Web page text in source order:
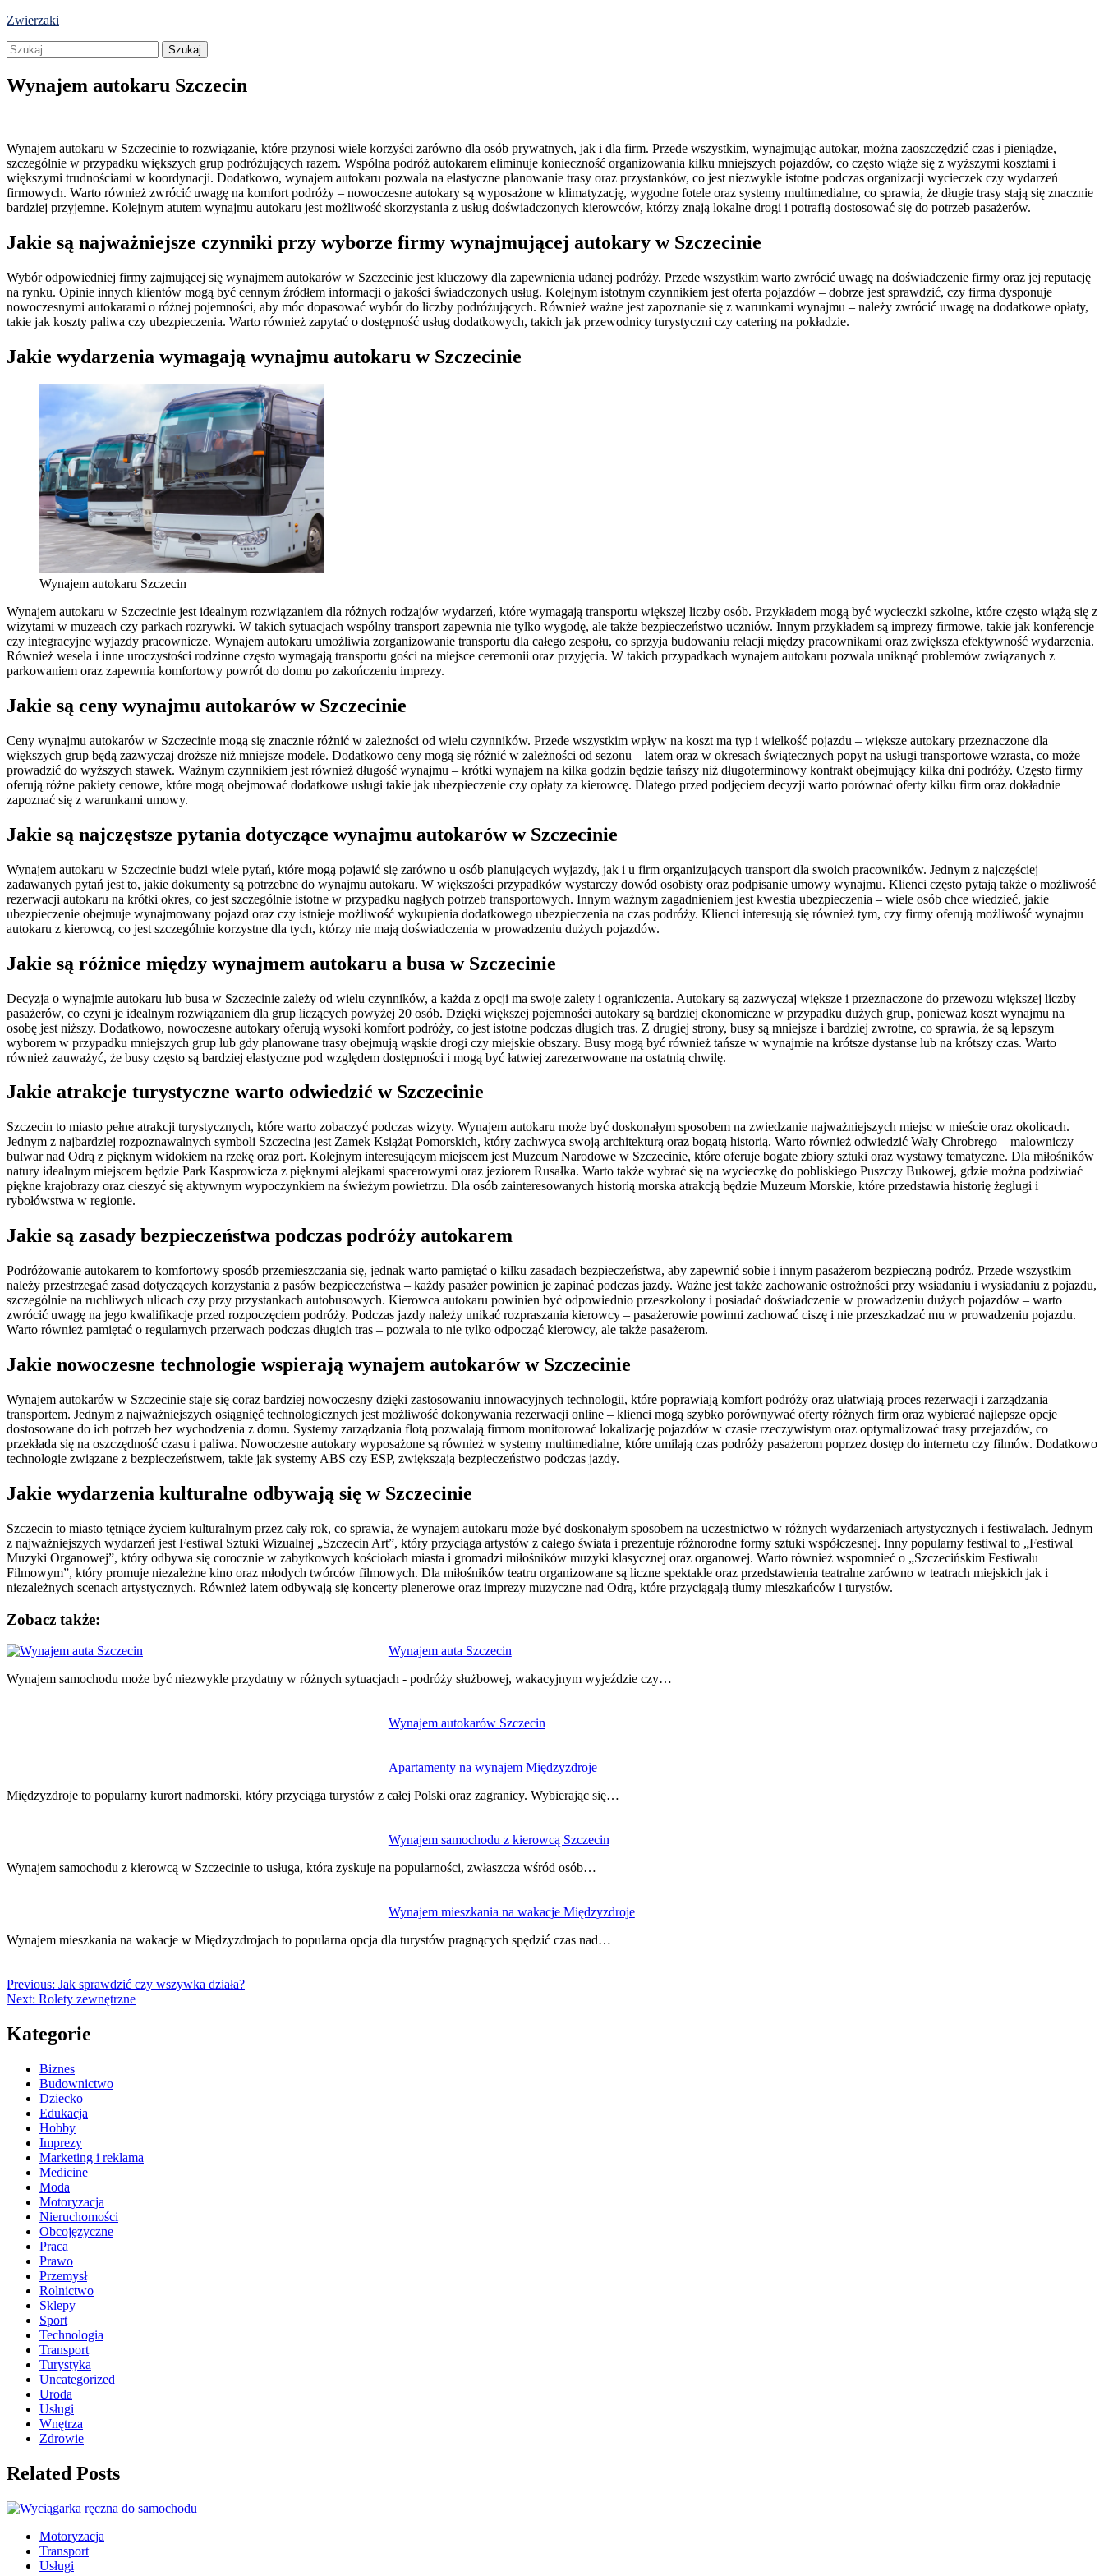
Skip
content
Zwierzaki
Szukaj:
Wynajem autokaru Szczecin
Wynajem autokaru w Szczecinie to rozwiązanie, które przynosi wiele korzyści zarówno dla osób prywatnych, jak i dla firm. Przede wszystkim, wynajmując autokar, można zaoszczędzić czas i pieniądze,
szczególnie w przypadku większych grup podróżujących razem. Wspólna podróż autokarem eliminuje konieczność organizowania kilku mniejszych pojazdów, co często wiąże się z wyższymi kosztami i
większymi trudnościami w koordynacji. Dodatkowo, wynajem autokaru pozwala na elastyczne planowanie trasy oraz przystanków, co jest niezwykle istotne podczas organizacji wycieczek czy wydarzeń
firmowych. Warto również zwrócić uwagę na komfort podróży – nowoczesne autokary są wyposażone w klimatyzację, wygodne fotele oraz systemy multimedialne, co sprawia, że długie trasy stają się znacznie
bardziej przyjemne. Kolejnym atutem wynajmu autokaru jest możliwość skorzystania z usług doświadczonych kierowców, którzy znają lokalne drogi i potrafią dostosować się do potrzeb pasażerów.
Jakie są najważniejsze czynniki przy wyborze firmy wynajmującej autokary w Szczecinie
Wybór odpowiedniej firmy zajmującej się wynajmem autokarów w Szczecinie jest kluczowy dla zapewnienia udanej podróży. Przede wszystkim warto zwrócić uwagę na doświadczenie firmy oraz jej reputację
na rynku. Opinie innych klientów mogą być cennym źródłem informacji o jakości świadczonych usług. Kolejnym istotnym czynnikiem jest oferta pojazdów – dobrze jest sprawdzić, czy firma dysponuje
nowoczesnymi autokarami o różnej pojemności, aby móc dopasować wybór do liczby podróżujących. Również ważne jest zapoznanie się z warunkami wynajmu – należy zwrócić uwagę na dodatkowe opłaty,
takie jak koszty paliwa czy ubezpieczenia. Warto również zapytać o dostępność usług dodatkowych, takich jak przewodnicy turystyczni czy catering na pokładzie.
Jakie wydarzenia wymagają wynajmu autokaru w Szczecinie
Wynajem autokaru Szczecin
Wynajem autokaru w Szczecinie jest idealnym rozwiązaniem dla różnych rodzajów wydarzeń, które wymagają transportu większej liczby osób. Przykładem mogą być wycieczki szkolne, które często wiążą się z
wizytami w muzeach czy parkach rozrywki. W takich sytuacjach wspólny transport zapewnia nie tylko wygodę, ale także bezpieczeństwo uczniów. Innym przykładem są imprezy firmowe, takie jak konferencje
czy integracyjne wyjazdy pracownicze. Wynajem autokaru umożliwia zorganizowanie transportu dla całego zespołu, co sprzyja budowaniu relacji między pracownikami oraz zwiększa efektywność wydarzenia.
Również wesela i inne uroczystości rodzinne często wymagają transportu gości na miejsce ceremonii oraz przyjęcia. W takich przypadkach wynajem autokaru pozwala uniknąć problemów związanych z
parkowaniem oraz zapewnia komfortowy powrót do domu po zakończeniu imprezy.
Jakie są ceny wynajmu autokarów w Szczecinie
Ceny wynajmu autokarów w Szczecinie mogą się znacznie różnić w zależności od wielu czynników. Przede wszystkim wpływ na koszt ma typ i wielkość pojazdu – większe autokary przeznaczone dla
większych grup będą zazwyczaj droższe niż mniejsze modele. Dodatkowo ceny mogą się różnić w zależności od sezonu – latem oraz w okresach świątecznych popyt na usługi transportowe wzrasta, co może
prowadzić do wyższych stawek. Ważnym czynnikiem jest również długość wynajmu – krótki wynajem na kilka godzin będzie tańszy niż długoterminowy kontrakt obejmujący kilka dni podróży. Często firmy
oferują różne pakiety cenowe, które mogą obejmować dodatkowe usługi takie jak ubezpieczenie czy opłaty za kierowcę. Dlatego przed podjęciem decyzji warto porównać oferty kilku firm oraz dokładnie
zapoznać się z warunkami umowy.
Jakie są najczęstsze pytania dotyczące wynajmu autokarów w Szczecinie
Wynajem autokaru w Szczecinie budzi wiele pytań, które mogą pojawić się zarówno u osób planujących wyjazdy, jak i u firm organizujących transport dla swoich pracowników. Jednym z najczęściej
zadawanych pytań jest to, jakie dokumenty są potrzebne do wynajmu autokaru. W większości przypadków wystarczy dowód osobisty oraz podpisanie umowy wynajmu. Klienci często pytają także o możliwość
rezerwacji autokaru na krótki okres, co jest szczególnie istotne w przypadku nagłych potrzeb transportowych. Innym ważnym zagadnieniem jest kwestia ubezpieczenia – wiele osób chce wiedzieć, jakie
ubezpieczenie obejmuje wynajmowany pojazd oraz czy istnieje możliwość wykupienia dodatkowego ubezpieczenia na czas podróży. Klienci interesują się również tym, czy firmy oferują możliwość wynajmu
autokaru z kierowcą, co jest szczególnie korzystne dla tych, którzy nie mają doświadczenia w prowadzeniu dużych pojazdów.
Jakie są różnice między wynajmem autokaru a busa w Szczecinie
Decyzja o wynajmie autokaru lub busa w Szczecinie zależy od wielu czynników, a każda z opcji ma swoje zalety i ograniczenia. Autokary są zazwyczaj większe i przeznaczone do przewozu większej liczby
pasażerów, co czyni je idealnym rozwiązaniem dla grup liczących powyżej 20 osób. Dzięki większej pojemności autokary są bardziej ekonomiczne w przypadku dużych grup, ponieważ koszt wynajmu na
osobę jest niższy. Dodatkowo, nowoczesne autokary oferują wysoki komfort podróży, co jest istotne podczas długich tras. Z drugiej strony, busy są mniejsze i bardziej zwrotne, co sprawia, że są lepszym
wyborem w przypadku mniejszych grup lub gdy planowane trasy obejmują wąskie drogi czy miejskie obszary. Busy mogą być również tańsze w wynajmie na krótsze dystanse lub na krótszy czas. Warto
również zauważyć, że busy często są bardziej elastyczne pod względem dostępności i mogą być łatwiej zarezerwowane na ostatnią chwilę.
Jakie atrakcje turystyczne warto odwiedzić w Szczecinie
Szczecin to miasto pełne atrakcji turystycznych, które warto zobaczyć podczas wizyty. Wynajem autokaru może być doskonałym sposobem na zwiedzanie najważniejszych miejsc w mieście oraz okolicach.
Jednym z najbardziej rozpoznawalnych symboli Szczecina jest Zamek Książąt Pomorskich, który zachwyca swoją architekturą oraz bogatą historią. Warto również odwiedzić Wały Chrobrego – malowniczy
bulwar nad Odrą z pięknym widokiem na rzekę oraz port. Kolejnym interesującym miejscem jest Muzeum Narodowe w Szczecinie, które oferuje bogate zbiory sztuki oraz wystawy tematyczne. Dla miłośników
natury idealnym miejscem będzie Park Kasprowicza z pięknymi alejkami spacerowymi oraz jeziorem Rusałka. Warto także wybrać się na wycieczkę do pobliskiego Puszczy Bukowej, gdzie można podziwiać
piękne krajobrazy oraz cieszyć się aktywnym wypoczynkiem na świeżym powietrzu. Dla osób zainteresowanych historią morska atrakcją będzie Muzeum Morskie, które przedstawia historię żeglugi i
rybołówstwa w regionie.
Jakie są zasady bezpieczeństwa podczas podróży autokarem
Podróżowanie autokarem to komfortowy sposób przemieszczania się, jednak warto pamiętać o kilku zasadach bezpieczeństwa, aby zapewnić sobie i innym pasażerom bezpieczną podróż. Przede wszystkim
należy przestrzegać zasad dotyczących korzystania z pasów bezpieczeństwa – każdy pasażer powinien je zapinać podczas jazdy. Ważne jest także zachowanie ostrożności przy wsiadaniu i wysiadaniu z pojazdu,
szczególnie na ruchliwych ulicach czy przy przystankach autobusowych. Kierowca autokaru powinien być odpowiednio przeszkolony i posiadać doświadczenie w prowadzeniu dużych pojazdów – warto
zwrócić uwagę na jego kwalifikacje przed rozpoczęciem podróży. Podczas jazdy należy unikać rozpraszania kierowcy – pasażerowie powinni zachować ciszę i nie przeszkadzać mu w prowadzeniu pojazdu.
Warto również pamiętać o regularnych przerwach podczas długich tras – pozwala to nie tylko odpocząć kierowcy, ale także pasażerom.
Jakie nowoczesne technologie wspierają wynajem autokarów w Szczecinie
Wynajem autokarów w Szczecinie staje się coraz bardziej nowoczesny dzięki zastosowaniu innowacyjnych technologii, które poprawiają komfort podróży oraz ułatwiają proces rezerwacji i zarządzania
transportem. Jednym z najważniejszych osiągnięć technologicznych jest możliwość dokonywania rezerwacji online – klienci mogą szybko porównywać oferty różnych firm oraz wybierać najlepsze opcje
dostosowane do ich potrzeb bez wychodzenia z domu. Systemy zarządzania flotą pozwalają firmom monitorować lokalizację pojazdów w czasie rzeczywistym oraz optymalizować trasy przejazdów, co
przekłada się na oszczędność czasu i paliwa. Nowoczesne autokary wyposażone są również w systemy multimedialne, które umilają czas podróży pasażerom poprzez dostęp do internetu czy filmów. Dodatkowo
technologie związane z bezpieczeństwem, takie jak systemy ABS czy ESP, zwiększają bezpieczeństwo podczas jazdy.
Jakie wydarzenia kulturalne odbywają się w Szczecinie
Szczecin to miasto tętniące życiem kulturalnym przez cały rok, co sprawia, że wynajem autokaru może być doskonałym sposobem na uczestnictwo w różnych wydarzeniach artystycznych i festiwalach. Jednym
z najważniejszych wydarzeń jest Festiwal Sztuki Wizualnej „Szczecin Art”, który przyciąga artystów z całego świata i prezentuje różnorodne formy sztuki współczesnej. Inny popularny festiwal to „Festiwal
Muzyki Organowej”, który odbywa się corocznie w zabytkowych kościołach miasta i gromadzi miłośników muzyki klasycznej oraz organowej. Warto również wspomnieć o „Szczecińskim Festiwalu
Filmowym”, który promuje niezależne kino oraz młodych twórców filmowych. Dla miłośników teatru organizowane są liczne spektakle oraz przedstawienia teatralne zarówno w teatrach miejskich jak i
niezależnych scenach artystycznych. Również latem odbywają się koncerty plenerowe oraz imprezy muzyczne nad Odrą, które przyciągają tłumy mieszkańców i turystów.
Zobacz także:
Wynajem auta Szczecin
Wynajem samochodu może być niezwykle przydatny w różnych sytuacjach - podróży służbowej, wakacyjnym wyjeździe czy…
Wynajem autokarów Szczecin
Apartamenty na wynajem Międzyzdroje
Międzyzdroje to popularny kurort nadmorski, który przyciąga turystów z całej Polski oraz zagranicy. Wybierając się…
Wynajem samochodu z kierowcą Szczecin
Wynajem samochodu z kierowcą w Szczecinie to usługa, która zyskuje na popularności, zwłaszcza wśród osób…
Wynajem mieszkania na wakacje Międzyzdroje
Wynajem mieszkania na wakacje w Międzyzdrojach to popularna opcja dla turystów pragnących spędzić czas nad…
Nawigacja
wpisu
Previous: Jak sprawdzić czy wszywka działa?
Next: Rolety zewnętrzne
Kategorie
Biznes
Budownictwo
Dziecko
Edukacja
Hobby
Imprezy
Marketing i reklama
Medicine
Moda
Motoryzacja
Nieruchomości
Obcojęzyczne
Praca
Prawo
Przemysł
Rolnictwo
Sklepy
Sport
Technologia
Transport
Turystyka
Uncategorized
Uroda
Usługi
Wnętrza
Zdrowie
Related Posts
Motoryzacja
Transport
Usługi